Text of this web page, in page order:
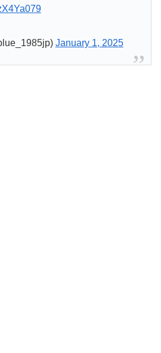
January 1, 2025